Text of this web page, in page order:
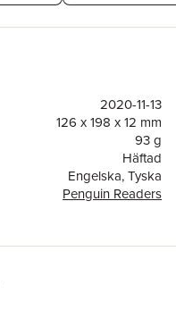
2020-11-13
126 x 198 x 12 mm
93 g
Häftad
Engelska, Tyska
Penguin Readers
Matt Rota